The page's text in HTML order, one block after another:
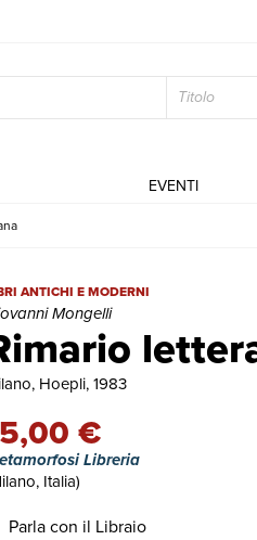
EVENTI
letterario della Lingua Italiana
ANTICHI E MODERNI
Mongelli
Hoepli, 1983
€
Libreria
Italia)
Parla con il Libraio